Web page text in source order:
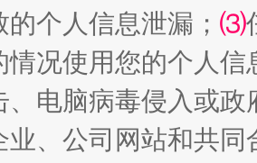
学，有这些资助 “
个人信息泄漏； ⑶
情况使用您的个人
、电脑病毒侵入或
业、公司网站和共